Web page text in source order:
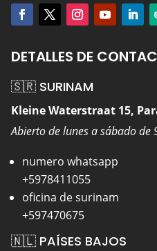
DETALLES DE
🇸🇷 SURINAM
Kleine Waterstraat 15,
Abierto de lunes a sábado de
numero whatsapp
+5978411055
oficina de surinam
+597470675
🇳🇱 PAÍSES BAJOS